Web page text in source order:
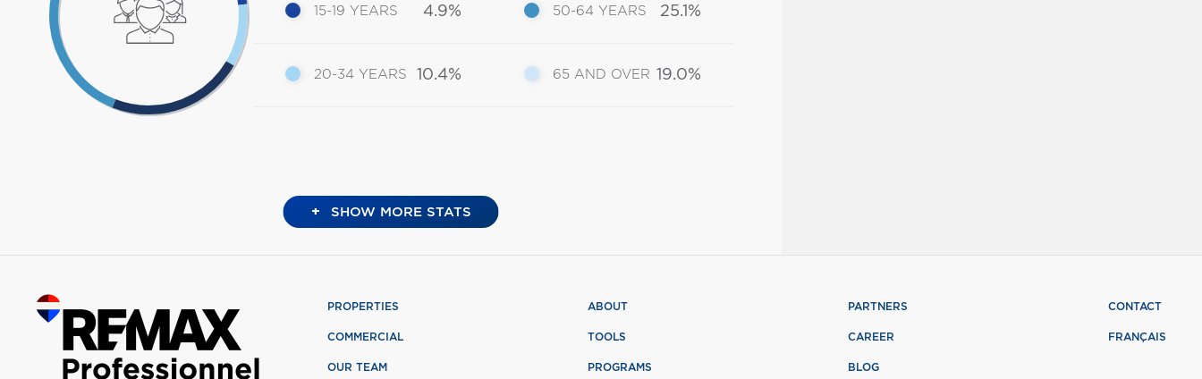
15-19 YEARS 4.9%
20-34 YEARS 10.4%
50-64 YEARS 25.1%
65 AND OVER 19.0%
+ SHOW MORE STATS
PROPERTIES
COMMERCIAL
OUR TEAM
ABOUT
TOOLS
PROGRAMS
PARTNERS
CAREER
BLOG
CONTACT
FRANÇAIS